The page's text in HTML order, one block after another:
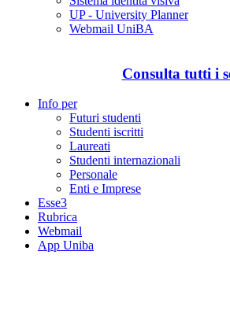
UP - University Planner
Webmail UniBA
Consulta tutti i
Info per
Futuri studenti
Studenti iscritti
Laureati
Studenti internazionali
Personale
Enti e Imprese
Esse3
Rubrica
Webmail
App Uniba